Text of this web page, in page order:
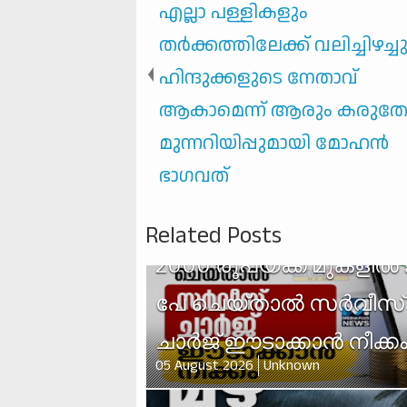
എല്ലാ പള്ളികളും
തർക്കത്തിലേക്ക് വലിച്ചിഴച്ചു
ഹിന്ദുക്കളുടെ നേതാവ്
ആകാമെന്ന് ആരും
മുന്നറിയിപ്പുമായി മോഹൻ
ഭാഗവത്
Related Posts
2000 രൂപയ്ക്ക് മുകളില്‍
പേ ചെയ്താല്‍ സര്‍വീസ്
ചാര്‍ജ് ഈടാക്കാന്‍
05 August 2026 Unknown